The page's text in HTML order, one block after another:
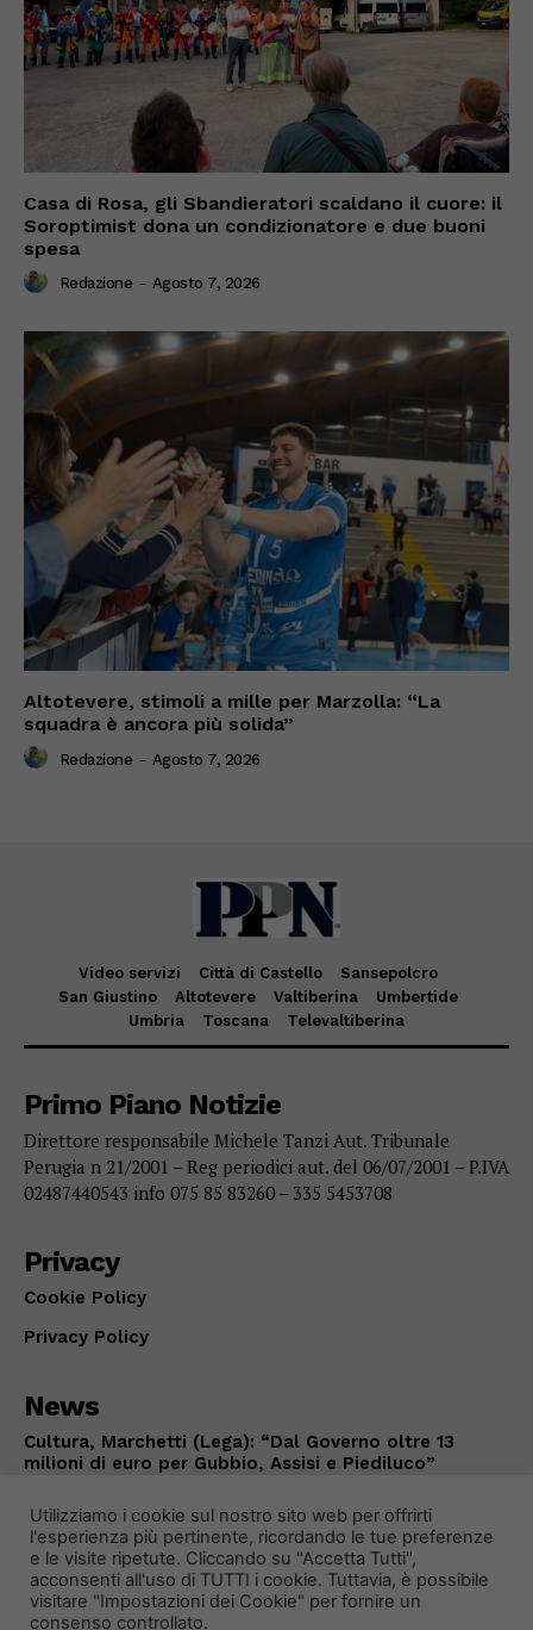
Casa di Rosa, gli Sbandieratori scaldano il cuore: il
Soroptimist dona un condizionatore e due buoni
spesa
Redazione - Agosto 7, 2026
Altotevere, stimoli a mille per Marzolla: “La
squadra è ancora più solida”
Redazione - Agosto 7, 2026
Video servizi Città di Castello
Sansepolcro
San Giustino
Altotevere Valtiberina
Umbertide
Umbria
Toscana Televaltiberina
Primo Piano Notizie
Direttore responsabile Michele Tanzi Aut. Tribunale
Perugia n 21/2001 – Reg periodici aut. del 06/07/2001 – P.IVA
02487440543 info 075 85 83260 – 335 5453708
Privacy
Cookie Policy
Privacy Policy
News
Cultura, Marchetti (Lega): “Dal Governo oltre 13
milioni di euro per Gubbio, Assisi e Piediluco”
Utilizziamo i cookie sul nostro sito web per offrirti
l'esperienza più pertinente, ricordando le tue preferenze
e le visite ripetute. Cliccando su "Accetta Tutti",
acconsenti all'uso di TUTTI i cookie. Tuttavia, è possibile
visitare "Impostazioni dei Cookie" per fornire un
consenso controllato.